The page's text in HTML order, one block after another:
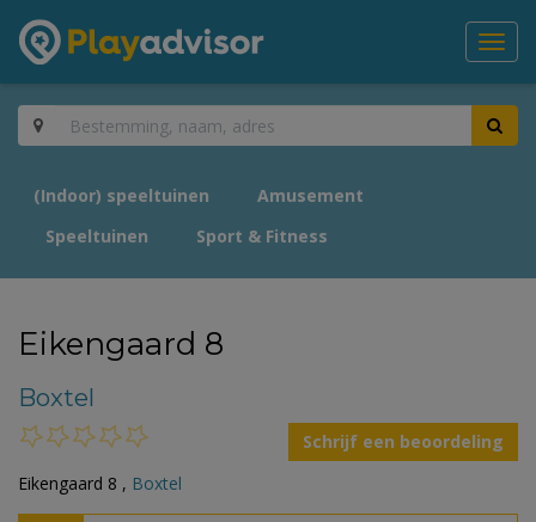
(Indoor) speeltuinen
Amusement
Speeltuinen
Sport & Fitness
Eikengaard 8
Boxtel
Schrijf een beoordeling
Eikengaard 8 , Boxtel